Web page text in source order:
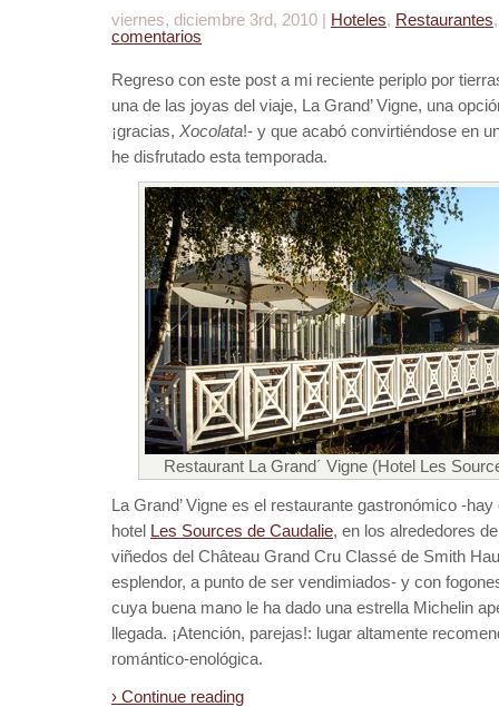
viernes, diciembre 3rd, 2010 | Hoteles, Restaurantes
comentarios
Regreso con este post a mi reciente periplo por
una de las joyas del viaje, La Grand’ Vigne, una
¡gracias, Xocolata!- y que acabó convirtiéndose en
he disfrutado esta temporada.
Restaurant La Grand´ Vigne (Hotel Les
La Grand’ Vigne es el restaurante gastronómico -
hotel Les Sources de Caudalie, en los alrededores
viñedos del Château Grand Cru Classé de Smith
esplendor, a punto de ser vendimiados- y con
cuya buena mano le ha dado una estrella Michelin
llegada. ¡Atención, parejas!: lugar altamente
romántico-enológica.
› Continue reading